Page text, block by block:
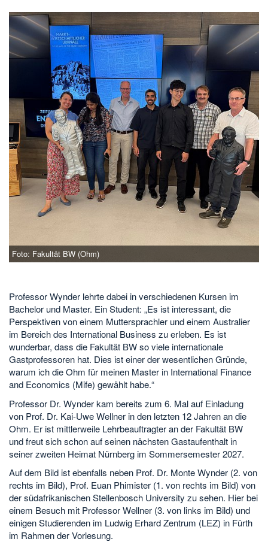
Foto: Fakultät BW (Ohm)
Professor Wynder lehrte dabei in verschiedenen Kursen im
Bachelor und Master. Ein Student: „Es ist interessant, die
Perspektiven von einem Muttersprachler und einem Australier
im Bereich des International Business zu erleben. Es ist
wunderbar, dass die Fakultät BW so viele internationale
Gastprofessoren hat. Dies ist einer der wesentlichen Gründe,
warum ich die Ohm für meinen Master in International Finance
and Economics (Mife) gewählt habe.“
Professor Dr. Wynder kam bereits zum 6. Mal auf Einladung
von Prof. Dr. Kai-Uwe Wellner in den letzten 12 Jahren an die
Ohm. Er ist mittlerweile Lehrbeauftragter an der Fakultät BW
und freut sich schon auf seinen nächsten Gastaufenthalt in
seiner zweiten Heimat Nürnberg im Sommersemester 2027.
Auf dem Bild ist ebenfalls neben Prof. Dr. Monte Wynder (2. von
rechts im Bild), Prof. Euan Phimister (1. von rechts im Bild) von
der südafrikanischen Stellenbosch University zu sehen. Hier bei
einem Besuch mit Professor Wellner (3. von links im Bild) und
einigen Studierenden im Ludwig Erhard Zentrum (LEZ) in Fürth
im Rahmen der Vorlesung.